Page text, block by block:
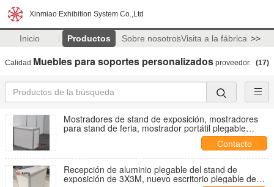
Xinmiao Exhibition System Co.,Ltd
Inicio Productos Sobre nosotrosVisita a la fábrica >>
Calidad Muebles para soportes personalizados proveedor. (17)
Mostradores de stand de exposición, mostradores
para stand de feria, mostrador portátil plegable
Contacto
Recepción de aluminio plegable del stand de
exposición de 3X3M, nuevo escritorio plegable de